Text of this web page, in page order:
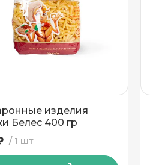
изделия
Белес 400 гр
1 шт